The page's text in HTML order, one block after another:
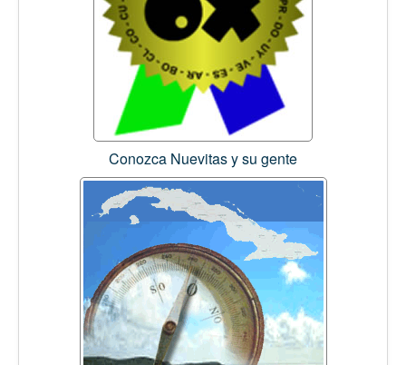
Conozca Nuevitas y su gente